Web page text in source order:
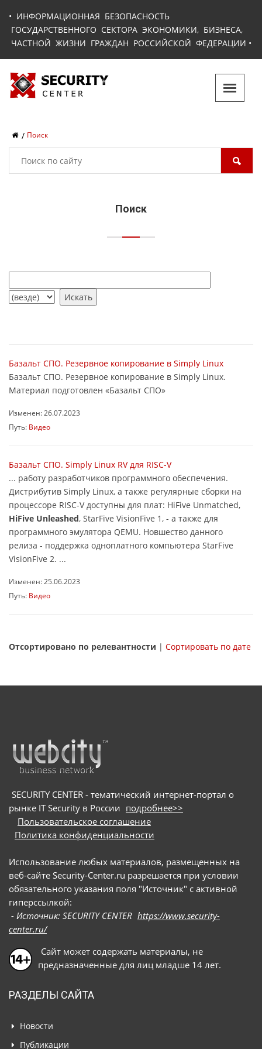
• ИНФОРМАЦИОННАЯ БЕЗОПАСНОСТЬ
ГОСУДАРСТВЕННОГО СЕКТОРА ЭКОНОМИКИ, БИЗНЕСА,
ЧАСТНОЙ ЖИЗНИ ГРАЖДАН РОССИЙСКОЙ ФЕДЕРАЦИИ •
Поиск
Поиск
Базальт СПО. Резервное копирование в Simply Linux
Базальт СПО. Резервное копирование в Simply Linux.
Материал подготовлен «Базальт СПО»
Изменен: 26.07.2023
Путь: Видео
Базальт СПО. Simply Linux RV для RISC-V
... работу разработчиков программного обеспечения.
Дистрибутив Simply Linux, а также регулярные сборки на
процессоре RISC-V доступны для плат: HiFive Unmatched,
HiFive Unleashed, StarFive VisionFive 1, - а также для
программного эмулятора QEMU. Новшество данного
релиза - поддержка одноплатного компьютера StarFive
VisionFive 2. ...
Изменен: 25.06.2023
Путь: Видео
Отсортировано по релевантности | Сортировать по дате
SECURITY CENTER - тематический интернет-портал о
рынке IT Security в России подробнее>>
Пользовательское соглашение
Политика конфиденциальности
Использование любых материалов, размещенных на
веб-сайте Security-Center.ru разрешается при условии
обязательного указания поля "Источник" с активной
гиперссылкой:
- Источник: SECURITY CENTER https://www.security-
center.ru/
Сайт может содержать материалы, не
предназначенные для лиц младше 14 лет.
РАЗДЕЛЫ САЙТА
Новости
Публикации